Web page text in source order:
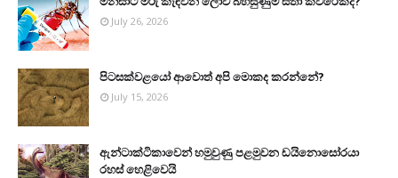
July 26, 2026
පිටසක්වළයෝ ආවොත් අපි මොකද කරන්නේ?
July 15, 2026
ඇන්ටාක්ටිකාවෙන් හමුවුණු පළමුවන ඩයිනොසෝරයා
රහස් හෙළිවෙයි